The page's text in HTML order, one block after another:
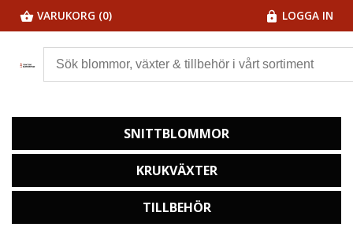
VARUKORG (0) LOGGA IN
SNITTBLOMMOR
KRUKVÄXTER
TILLBEHÖR